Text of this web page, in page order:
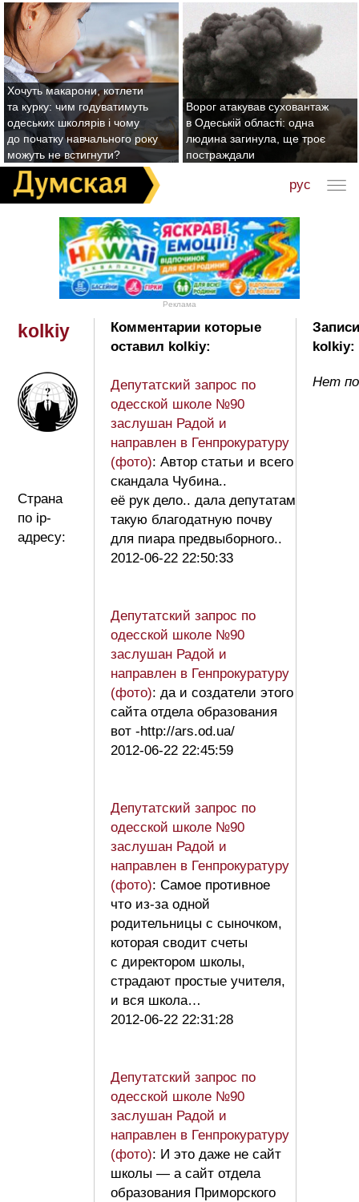
Хочуть макарони, котлети
та курку: чим годуватимуть
одеських школярів і чому
до початку навчального року
можуть не встигнути?
Ворог атакував суховантаж
в Одеській області: одна
людина загинула, ще троє
постраждали
рус
Реклама
kolkiy
Страна
по ip-
адресу:
Комментарии которые
оставил kolkiy:
Депутатский запрос по
одесской школе №90
заслушан Радой и
направлен в Генпрокуратуру
(фото): Автор статьи и всего
скандала Чубина..
её рук дело.. дала депутатам
такую благодатную почву
для пиара предвыборного..
2012-06-22 22:50:33
Депутатский запрос по
одесской школе №90
заслушан Радой и
направлен в Генпрокуратуру
(фото): да и создатели этого
сайта отдела образования
вот -http://ars.od.ua/
2012-06-22 22:45:59
Депутатский запрос по
одесской школе №90
заслушан Радой и
направлен в Генпрокуратуру
(фото): Самое противное
что из-за одной
родительницы с сыночком,
которая сводит счеты
с директором школы,
страдают простые учителя,
и вся школа…
2012-06-22 22:31:28
Депутатский запрос по
одесской школе №90
заслушан Радой и
направлен в Генпрокуратуру
(фото): И это даже не сайт
школы — а сайт отдела
образования Приморского
kolkiy:
Нет